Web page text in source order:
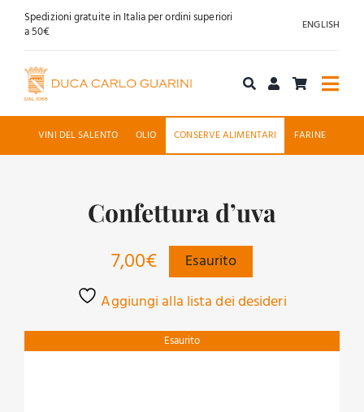
SaltaSpedizioni gratuite in Italia per ordini superiori
a 50€
ENGLISH
Acquista online
VINI DEL SALENTO OLIO CONSERVE ALIMENTARI FARINE
Confettura d’uva
7,00€
Esaurito
Aggiungi alla lista dei desideri
Esaurito